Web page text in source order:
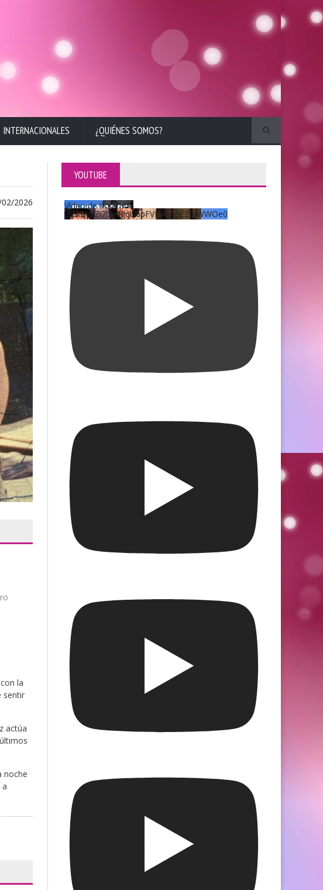
INTERNACIONALES ¿QUIÉNES SOMOS?
2026
la
sentir
actúa
noche
YOUTUBE
Vídeo de YouTube
UCKqYjiZi7lzy6gqU6pFVFiA_A3EZ9JWWOe0